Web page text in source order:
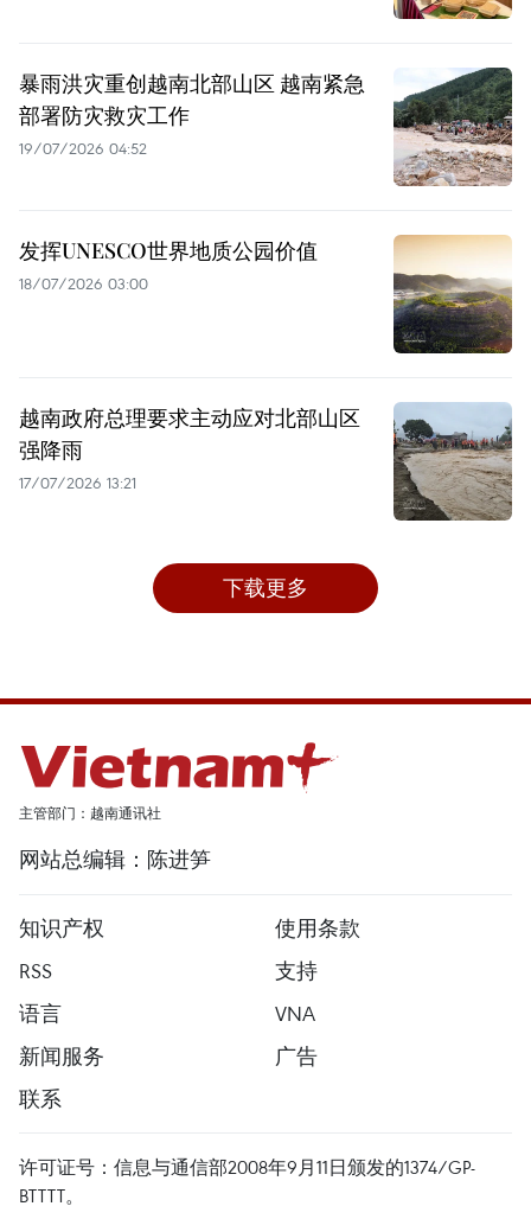
暴雨洪灾重创越南北部山区 越南紧急
部署防灾救灾工作
19/07/2026 04:52
发挥UNESCO世界地质公园价值
18/07/2026 03:00
越南政府总理要求主动应对北部山区
强降雨
17/07/2026 13:21
下载更多
主管部门：越南通讯社
网站总编辑：陈进笋
知识产权
使用条款
RSS
支持
语言
VNA
新闻服务
广告
联系
许可证号：信息与通信部2008年9月11日颁发的1374/GP-
BTTTT。